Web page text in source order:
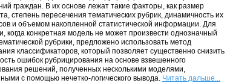
граждан. В их основе лежат такие факторы, как размер
степень пересечения тематических рубрик, динамичность их
и объемом накопленной статистической информации. Для
когда конкретная модель не может произвести однозначный
рубрики, предложено использовать метод
классификаторов, который позволяет существенно снизить
ошибок рубрицирования на основе взвешенного
решений, полученных несколькими моделями,
с помощью нечетко-логического вывода. Читать дальше...